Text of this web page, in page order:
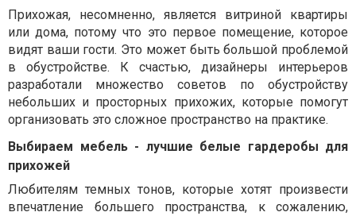
Прихожая, несомненно, является витриной квартиры
или дома, потому что это первое помещение, которое
видят ваши гости. Это может быть большой проблемой
в обустройстве. К счастью, дизайнеры интерьеров
разработали множество советов по обустройству
небольших и просторных прихожих, которые помогут
организовать это сложное пространство на практике.
Выбираем мебель - лучшие белые гардеробы для
прихожей
Любителям темных тонов, которые хотят произвести
впечатление большего пространства, к сожалению,